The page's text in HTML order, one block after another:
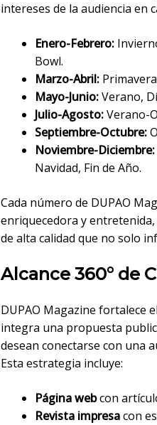
intereses de la audiencia en
Enero-Febrero:
Bowl.
Marzo-Abril:
Mayo-Junio:Verano,
Julio-Agosto:Verano-
Septiembre-Octubre:
Noviembre-Diciembre:
Navidad, Fin de Año.
Cada número de DUPAO
enriquecedora y
de alta calidad que no solo
Alcance 360° de
DUPAO Magazine fortalece
integra una propuesta
desean conectarse con una
Esta estrategia incluye:
Página webcon
Revista impresacon